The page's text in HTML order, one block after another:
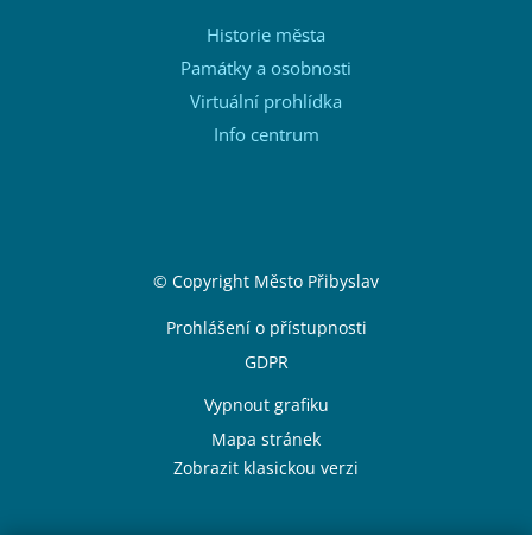
Historie města
Památky a osobnosti
Virtuální prohlídka
Info centrum
Sekce Patička© Copyright Město Přibyslav
Patička odkazy
Prohlášení o přístupnosti
GDPR
Vypnout grafiku
Mapa stránek
Zobrazit klasickou verzi